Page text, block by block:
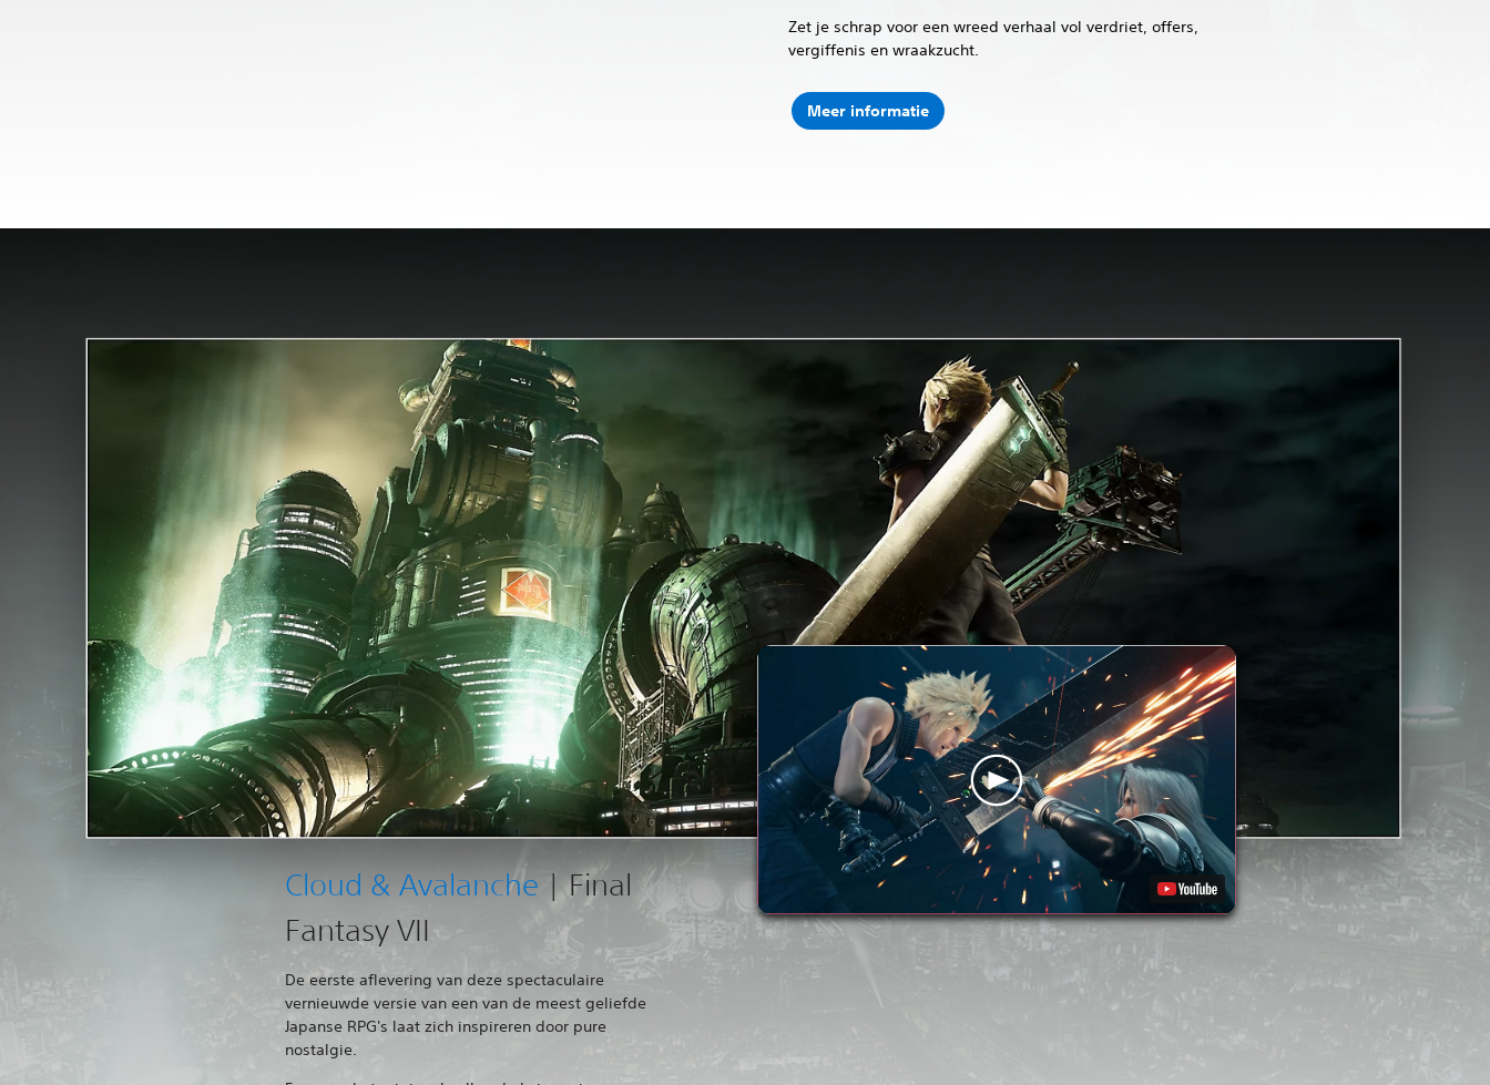
Zet je schrap voor een wreed verhaal vol verdriet, offers,
vergiffenis en wraakzucht.
Meer informatie
Cloud & Avalanche | Final
Fantasy VII
De eerste aflevering van deze spectaculaire
vernieuwde versie van een van de meest geliefde
Japanse RPG's laat zich inspireren door pure
nostalgie.